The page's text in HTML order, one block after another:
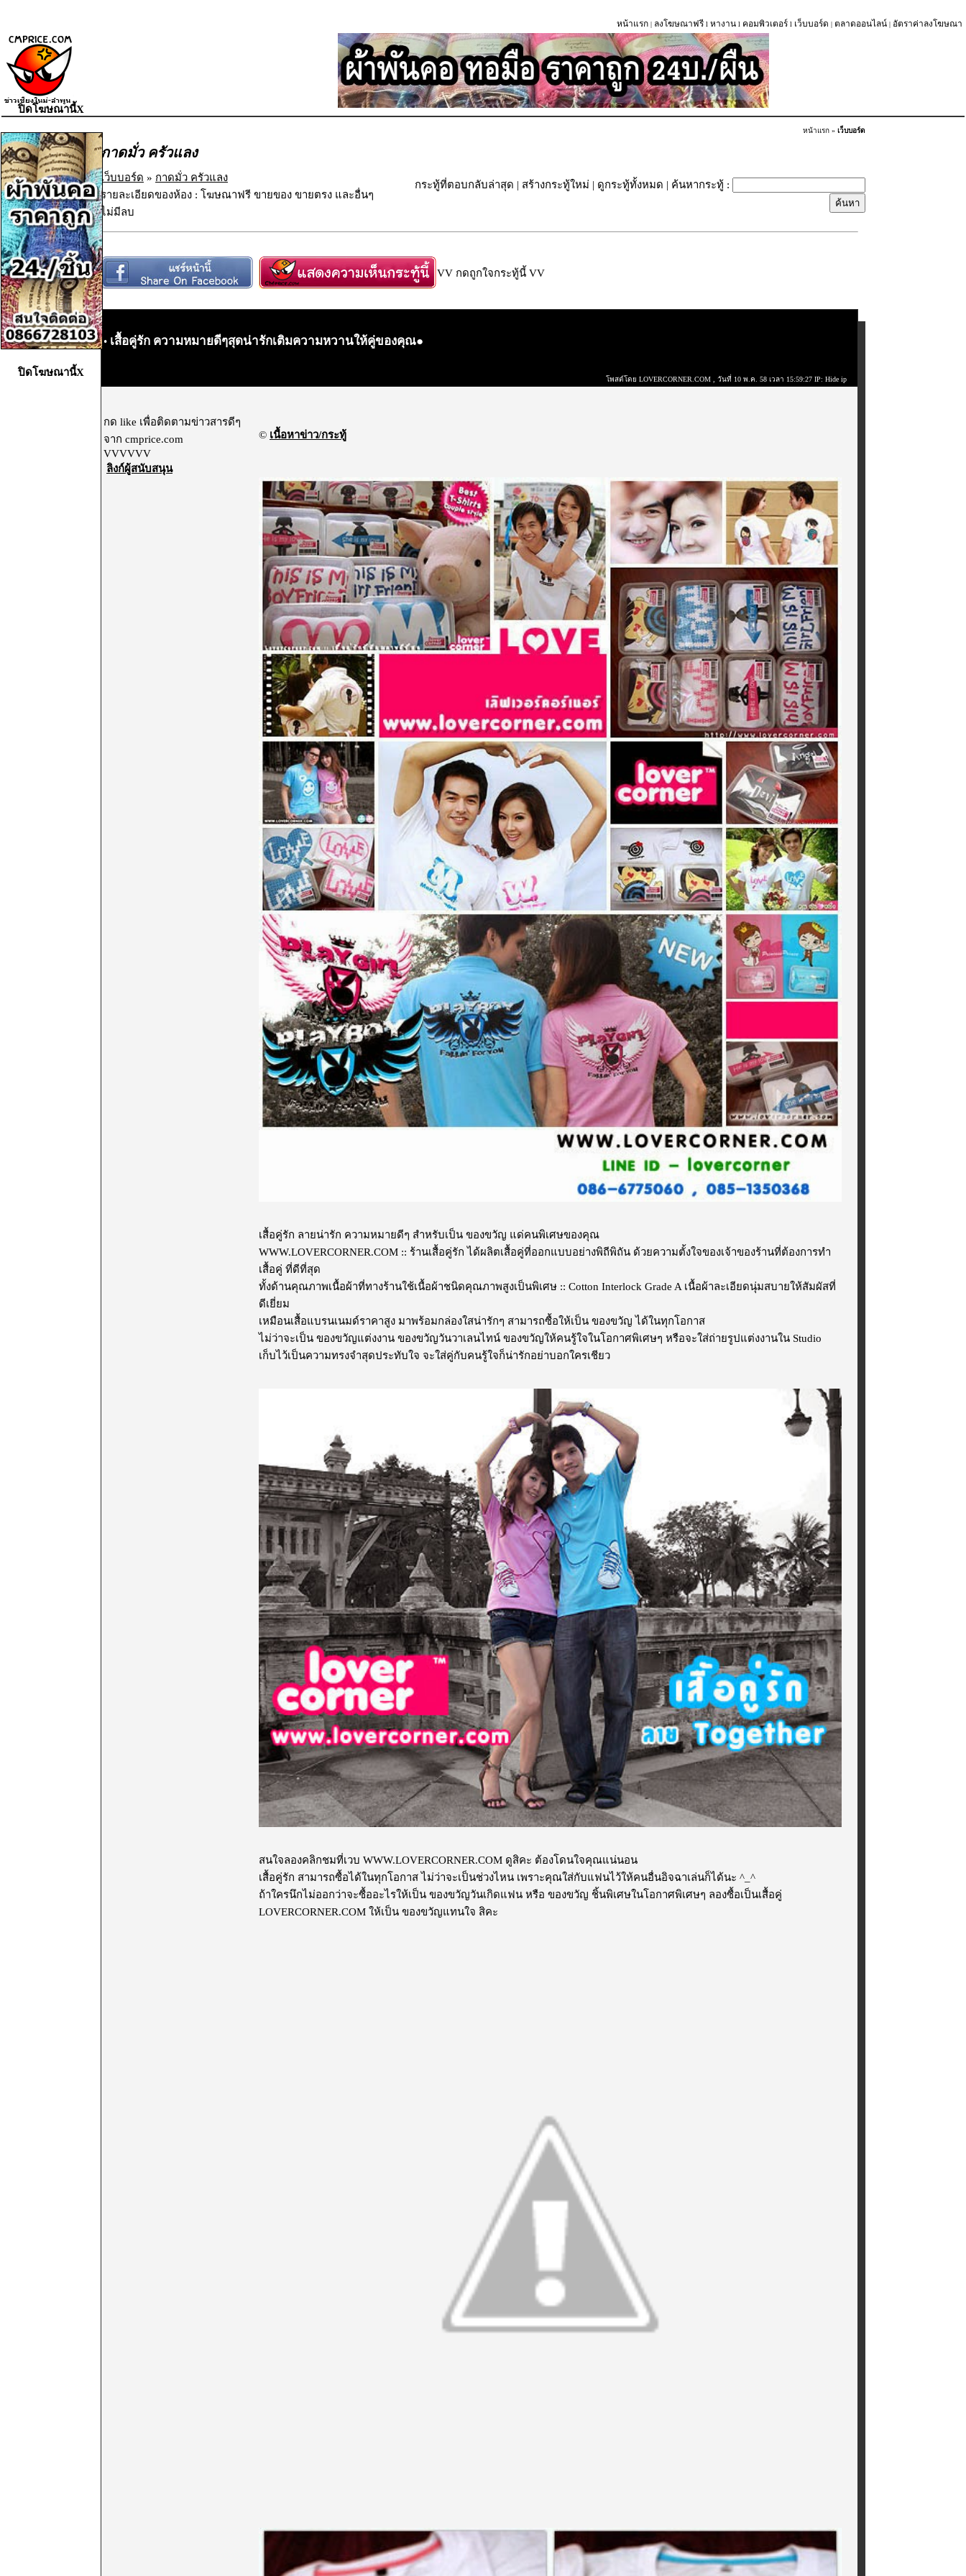
หน้าแรก | ลงโฆษณาฟรี l หางาน l คอมพิวเตอร์ l เว็บบอร์ด | ตลาดออนไลน์ | อัตราค่าลงโฆษณา
หน้าแรก » เว็บบอร์ด
กาดมั่ว ครัวแลง
เว็บบอร์ด » กาดมั่ว ครัวแลง
รายละเอียดของห้อง : โฆษณาฟรี ขายของ ขายตรง และอื่นๆ
ไม่มีลบ
กระทู้ที่ตอบกลับล่าสุด | สร้างกระทู้ใหม่ | ดูกระทู้ทั้งหมด | ค้นหากระทู้ :
VV กดถูกใจกระทู้นี้ VV
• เสื้อคู่รัก ความหมายดีๆสุดน่ารักเติมความหวานให้คู่ของคุณ●
โพสต์โดย LOVERCORNER.COM , วันที่ 10 พ.ค. 58 เวลา 15:59:27 IP: Hide ip
กด like เพื่อติดตามข่าวสารดีๆ
จาก cmprice.com
VVVVVV
ลิงก์ผู้สนับสนุน
© เนื้อหาข่าว/กระทู้
เสื้อคู่รัก ลายน่ารัก ความหมายดีๆ สำหรับเป็น ของขวัญ แด่คนพิเศษของคุณ
WWW.LOVERCORNER.COM :: ร้านเสื้อคู่รัก ได้ผลิตเสื้อคู่ที่ออกแบบอย่างพิถีพิถัน ด้วยความตั้งใจของเจ้าของร้านที่ต้องการทำ
เสื้อคู่ ที่ดีที่สุด
ทั้งด้านคุณภาพเนื้อผ้าที่ทางร้านใช้เนื้อผ้าชนิดคุณภาพสูงเป็นพิเศษ :: Cotton Interlock Grade A เนื้อผ้าละเอียดนุ่มสบายให้สัมผัสที่
ดีเยี่ยม
เหมือนเสื้อแบรนเนมด์ราคาสูง มาพร้อมกล่องใสน่ารักๆ สามารถซื้อให้เป็น ของขวัญ ได้ในทุกโอกาส
ไม่ว่าจะเป็น ของขวัญแต่งงาน ของขวัญวันวาเลนไทน์ ของขวัญให้คนรู้ใจในโอกาศพิเศษๆ หรือจะใส่ถ่ายรูปแต่งงานใน Studio
เก็บไว้เป็นความทรงจำสุดประทับใจ จะใส่คู่กับคนรู้ใจก็น่ารักอย่าบอกใครเชียว
สนใจลองคลิกชมที่เวบ WWW.LOVERCORNER.COM ดูสิคะ ต้องโดนใจคุณแน่นอน
เสื้อคู่รัก สามารถซื้อได้ในทุกโอกาส ไม่ว่าจะเป็นช่วงไหน เพราะคุณใส่กับแฟนไว้ให้คนอื่นอิจฉาเล่นก็ได้นะ ^_^
ถ้าใครนึกไม่ออกว่าจะซื้ออะไรให้เป็น ของขวัญวันเกิดแฟน หรือ ของขวัญ ชิ้นพิเศษในโอกาศพิเศษๆ ลองซื้อเป็นเสื้อคู่
LOVERCORNER.COM ให้เป็น ของขวัญแทนใจ สิคะ
ปิดโฆษณานี้X
ปิดโฆษณานี้X